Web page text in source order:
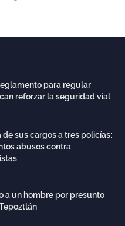
para regular
reforzar la seguridad vial
sus cargos a tres policías;
abusos contra
a un hombre por presunto